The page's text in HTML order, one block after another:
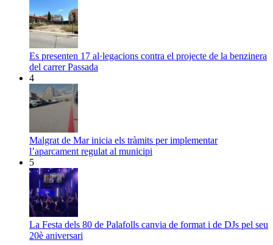
Es presenten 17 al·legacions contra el projecte de la benzinera
del carrer Passada
4
Malgrat de Mar inicia els tràmits per implementar
l’aparcament regulat al municipi
5
La Festa dels 80 de Palafolls canvia de format i de DJs pel seu
20è aniversari